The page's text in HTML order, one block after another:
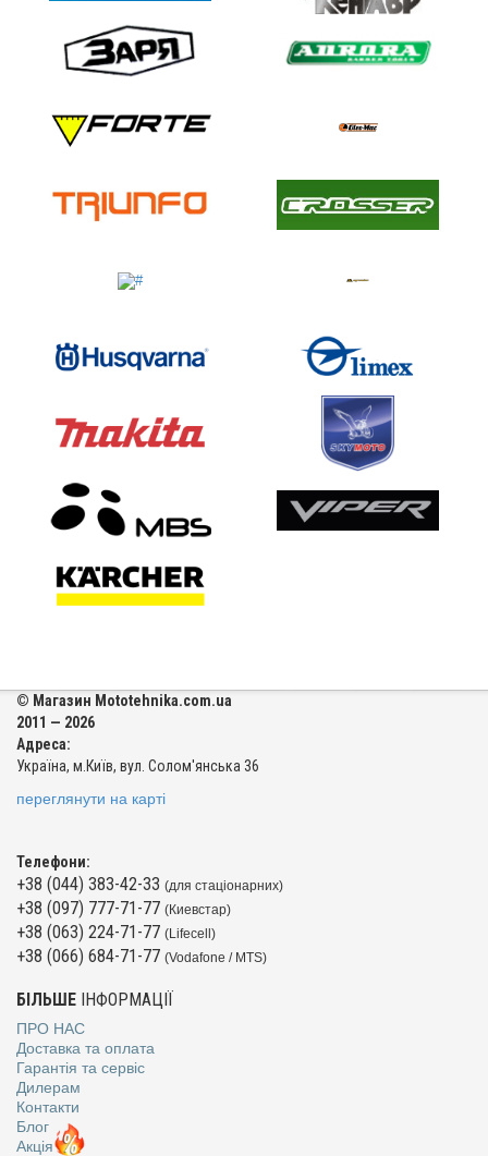
© Магазин Mototehnika.com.ua
2011 — 2026
Адреса:
Україна, м.Київ, вул. Солом'янська 36
переглянути на карті
Телефони:
+38 (044) 383-42-33 (для стаціонарних)
+38 (097) 777-71-77 (Киевстар)
+38 (063) 224-71-77 (Lifecell)
+38 (066) 684-71-77 (Vodafone / MTS)
БІЛЬШЕ ІНФОРМАЦІЇ
ПРО НАС
Доставка та оплата
Гарантія та сервіс
Дилерам
Контакти
Блог
Акція